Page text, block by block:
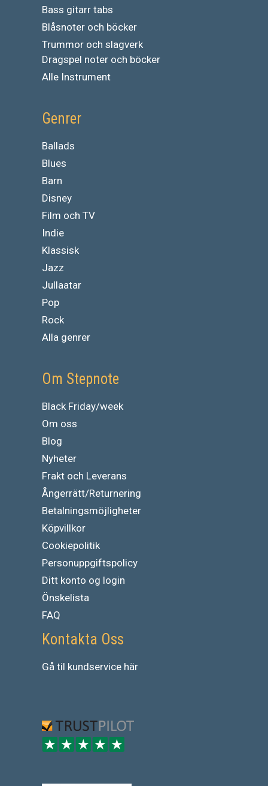
Bass gitarr tabs
Blåsnoter och böcker
Trummor och slagverk
Dragspel noter och böcker
Alle Instrument
Genrer
Ballads
Blues
Barn
Disney
Film och TV
Indie
Klassisk
Jazz
Jullaatar
Pop
Rock
Alla genrer
Om Stepnote
Black Friday/week
Om oss
Blog
Nyheter
Frakt och Leverans
Ångerrätt/Returnering
Betalningsmöjligheter
Köpvillkor
Cookiepolitik
Personuppgiftspolicy
Ditt konto og login
Önskelista
FAQ
Kontakta Oss
Gå til kundservice här